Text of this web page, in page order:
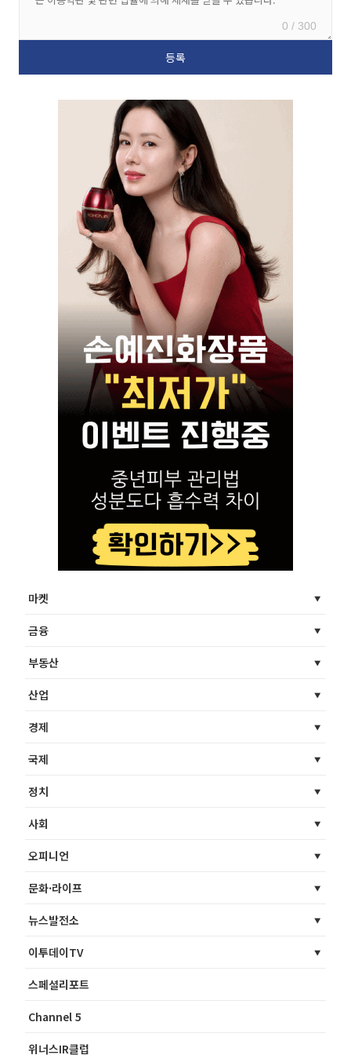
0 / 300
마켓
금융
부동산
산업
경제
국제
정치
사회
오피니언
문화·라이프
뉴스발전소
이투데이TV
스페셜리포트
Channel 5
위너스IR클럽